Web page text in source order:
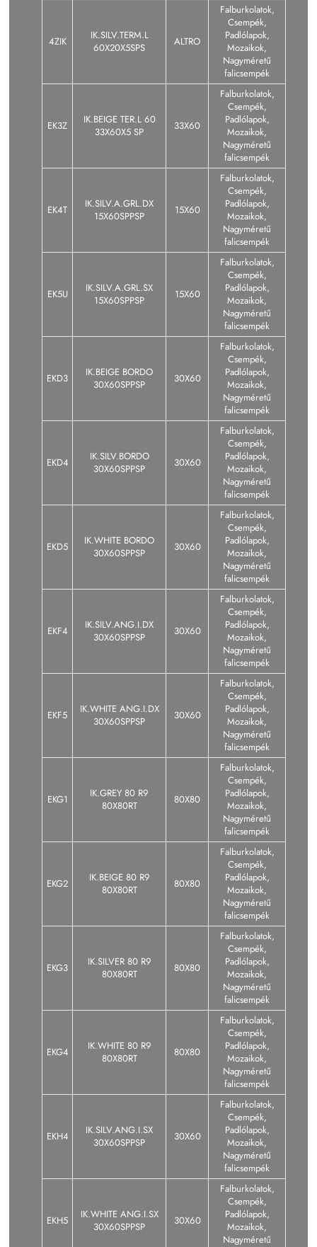
4ZIK
IK.SILV.TERM.L
60X20X5SPS
ALTRO
Falburkolatok,
Csempék,
Padlólapok,
Mozaikok,
Nagyméretű
falicsempék
EK3Z
IK.BEIGE TER.L 60
33X60X5 SP
33X60
Falburkolatok,
Csempék,
Padlólapok,
Mozaikok,
Nagyméretű
falicsempék
EK4T
IK.SILV.A.GRL.DX
15X60SPPSP
15X60
Falburkolatok,
Csempék,
Padlólapok,
Mozaikok,
Nagyméretű
falicsempék
EK5U
IK.SILV.A.GRL.SX
15X60SPPSP
15X60
Falburkolatok,
Csempék,
Padlólapok,
Mozaikok,
Nagyméretű
falicsempék
EKD3
IK.BEIGE BORDO
30X60SPPSP
30X60
Falburkolatok,
Csempék,
Padlólapok,
Mozaikok,
Nagyméretű
falicsempék
EKD4
IK.SILV.BORDO
30X60SPPSP
30X60
Falburkolatok,
Csempék,
Padlólapok,
Mozaikok,
Nagyméretű
falicsempék
EKD5
IK.WHITE BORDO
30X60SPPSP
30X60
Falburkolatok,
Csempék,
Padlólapok,
Mozaikok,
Nagyméretű
falicsempék
EKF4
IK.SILV.ANG.I.DX
30X60SPPSP
30X60
Falburkolatok,
Csempék,
Padlólapok,
Mozaikok,
Nagyméretű
falicsempék
EKF5
IK.WHITE ANG.I.DX
30X60SPPSP
30X60
Falburkolatok,
Csempék,
Padlólapok,
Mozaikok,
Nagyméretű
falicsempék
EKG1
IK.GREY 80 R9
80X80RT
80X80
Falburkolatok,
Csempék,
Padlólapok,
Mozaikok,
Nagyméretű
falicsempék
EKG2
IK.BEIGE 80 R9
80X80RT
80X80
Falburkolatok,
Csempék,
Padlólapok,
Mozaikok,
Nagyméretű
falicsempék
EKG3
IK.SILVER 80 R9
80X80RT
80X80
Falburkolatok,
Csempék,
Padlólapok,
Mozaikok,
Nagyméretű
falicsempék
EKG4
IK.WHITE 80 R9
80X80RT
80X80
Falburkolatok,
Csempék,
Padlólapok,
Mozaikok,
Nagyméretű
falicsempék
EKH4
IK.SILV.ANG.I.SX
30X60SPPSP
30X60
Falburkolatok,
Csempék,
Padlólapok,
Mozaikok,
Nagyméretű
falicsempék
EKH5
IK.WHITE ANG.I.SX
30X60SPPSP
30X60
Falburkolatok,
Csempék,
Padlólapok,
Mozaikok,
Nagyméretű